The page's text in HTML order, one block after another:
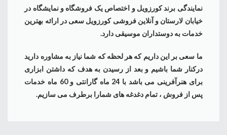
نمایندگی برند کورزویل و اختصاص یک فروشگاه و نمایشگاه در
خیابان لارستان و آنلاین فروشی کورزویل سعی در ارائه بهترین
خدمات به دوستداران موسیقی دارد.
ما سعی بر این داریم که هر لحظه که شما نیاز به مشاوره دارید
درکنار شما باشیم و بعد از رسیدن به هدف که داشتن ابزاری
برای هنرآفرینی می باشد با 24 ماه گارانتی و 60 ماه خدمات
پس از فروش ، تمام دغدغه های شمارا برطرف می سازیم.